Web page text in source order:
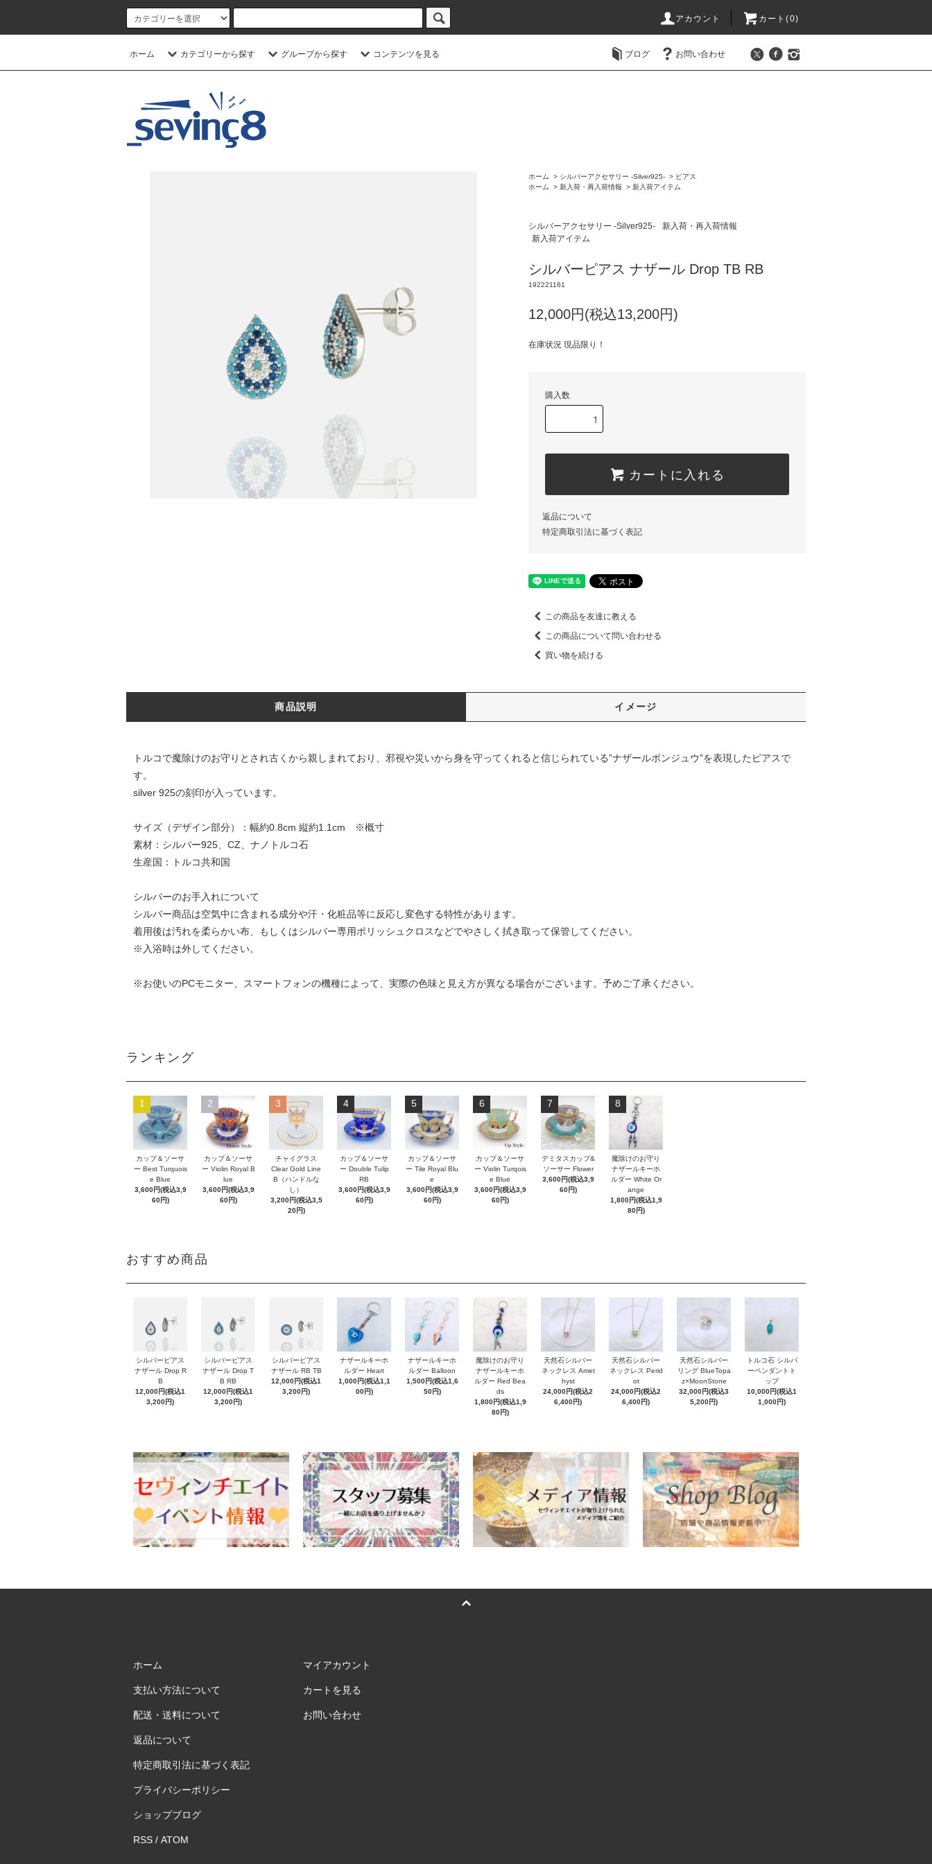
アカウント カート(0)
ホーム カテゴリーから探す グループから探す コンテンツを見る ブログ お問い合わせ
ホーム > シルバーアクセサリー -Silver925- > ピアス
ホーム
> 新入荷・再入荷情報 > 新入荷アイテム
シルバーアクセサリー -Silver925-
新入荷・再入荷情報
新入荷アイテム
シルバーピアス ナザール Drop TB RB
192221161
12,000円(税込13,200円)
在庫状況 現品限り！
購入数
カートに入れる
返品について
特定商取引法に基づく表記
この商品を友達に教える
この商品について問い合わせる
買い物を続ける
商品説明 イメージ
トルコで魔除けのお守りとされ古くから親しまれており、邪視や災いから身を守ってくれると信じられている”ナザールボンジュウ”を表現したピアスで
す。
silver 925の刻印が入っています。
サイズ（デザイン部分）：幅約0.8cm 縦約1.1cm ※概寸
素材：シルバー925、CZ、ナノトルコ石
生産国：トルコ共和国
シルバーのお手入れについて
シルバー商品は空気中に含まれる成分や汗・化粧品等に反応し変色する特性があります。
着用後は汚れを柔らかい布、もしくはシルバー専用ポリッシュクロスなどでやさしく拭き取って保管してください。
※入浴時は外してください。
※お使いのPCモニター、スマートフォンの機種によって、実際の色味と見え方が異なる場合がございます。予めご了承ください。
ランキング
1
カップ＆ソーサ
ー Best Turquois
e Blue
3,600円(税込3,9
60円)
2
カップ＆ソーサ
ー Violin Royal B
lue
3,600円(税込3,9
60円)
3
チャイグラス
Clear Gold Line
B（ハンドルな
し）
3,200円(税込3,5
20円)
4
カップ＆ソーサ
ー Double Tulip
RB
3,600円(税込3,9
60円)
5
カップ＆ソーサ
ー Tile Royal Blu
e
3,600円(税込3,9
60円)
6
カップ＆ソーサ
ー Violin Turqois
e Blue
3,600円(税込3,9
60円)
7
デミタスカップ&
ソーサー Flower
3,600円(税込3,9
60円)
8
魔除けのお守り
ナザールキーホ
ルダー White Or
ange
1,800円(税込1,9
80円)
おすすめ商品
シルバーピアス
ナザール Drop R
B
12,000円(税込1
3,200円)
シルバーピアス
ナザール Drop T
B RB
12,000円(税込1
3,200円)
シルバーピアス
ナザール RB TB
12,000円(税込1
3,200円)
ナザールキーホ
ルダー Heart
1,000円(税込1,1
00円)
ナザールキーホ
ルダー Balloon
1,500円(税込1,6
50円)
魔除けのお守り
ナザールキーホ
ルダー Red Bea
ds
1,800円(税込1,9
80円)
天然石シルバー
ネックレス Amet
hyst
24,000円(税込2
6,400円)
天然石シルバー
ネックレス Perid
ot
24,000円(税込2
6,400円)
天然石シルバー
リング BlueTopa
z×MoonStone
32,000円(税込3
5,200円)
トルコ石 シルバ
ーペンダントト
ップ
10,000円(税込1
1,000円)
ホーム
支払い方法について
配送・送料について
返品について
特定商取引法に基づく表記
プライバシーポリシー
ショップブログ
RSS/ ATOM
マイアカウント
カートを見る
お問い合わせ